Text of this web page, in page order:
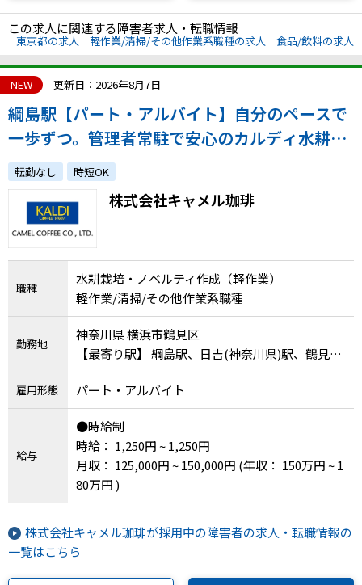
この求人に関連する障害者求人・転職情報
東京都の求人 軽作業/清掃/その他作業系職種の求人 食品/飲料の求人
NEW 更新日：2026年8月7日
綱島駅【パート・アルバイト】自分のペースで
一歩ずつ。管理者常駐で安心のカルディ水耕農
園栽培スタッフ（10時出社／週20h～）
転勤なし 時短OK
株式会社キャメル珈琲
職種
水耕栽培・ノベルティ作成（軽作業）
軽作業/清掃/その他作業系職種
勤務地
神奈川県 横浜市鶴見区
【最寄り駅】 綱島駅、日吉(神奈川県)駅、鶴見
駅、新横浜駅、川崎駅
雇用形態 パート・アルバイト
給与
●時給制
時給： 1,250円 ~ 1,250円
月収： 125,000円 ~ 150,000円 (年収： 150万円 ~ 1
80万円 )
株式会社キャメル珈琲が採用中の障害者の求人・転職情報の
一覧はこちら